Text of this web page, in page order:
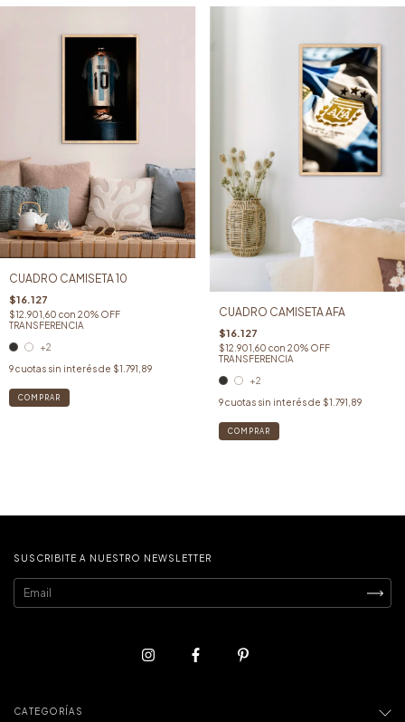
CUADRO CAMISETA 10
$16.127
$12.901,60 con 20% OFF
TRANSFERENCIA
+2
9cuotas sin interés de $1.791,89
COMPRAR
CUADRO CAMISETA AFA
$16.127
$12.901,60 con 20% OFF
TRANSFERENCIA
+2
9 cuotas sin interés de $1.791,89
COMPRAR
SUSCRIBITE A NUESTRO NEWSLETTER
CATEGORÍAS